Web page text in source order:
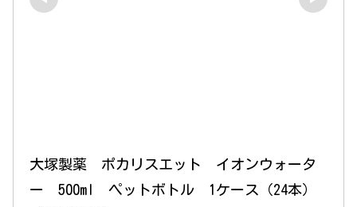
大塚製薬　ポカリスエット　イオンウォータ
ー　500ml　ペットボトル　1ケース（24本）